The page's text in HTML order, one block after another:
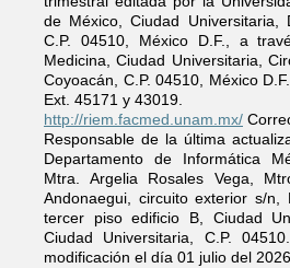
de México, Ciudad Universitaria,
C.P. 04510, México D.F., a
Medicina, Ciudad Universitaria,
Coyoacán, C.P. 04510, México
Ext. 45171 y 43019.
http://riem.facmed.unam.mx/
Responsable de la última
Departamento de Informática
Mtra. Argelia Rosales Vega,
Andonaegui, circuito exterior s/n,
tercer piso edificio B, Ciudad
Ciudad Universitaria, C.P.
modificación el día 01 julio del